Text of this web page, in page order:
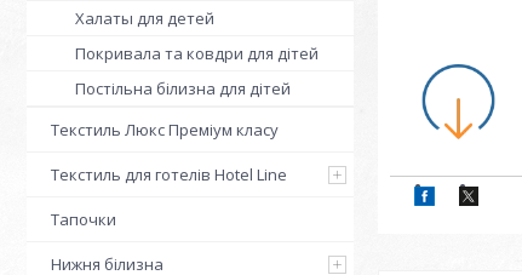
Халаты для детей
Покривала та ковдри для дітей
Постільна білизна для дітей
Текстиль Люкс Преміум класу
Текстиль для готелів Hotel Line
Тапочки
Нижня білизна